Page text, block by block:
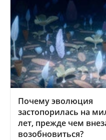
Почему эволюция
застопорилась на
лет, прежде чем
возобновиться?